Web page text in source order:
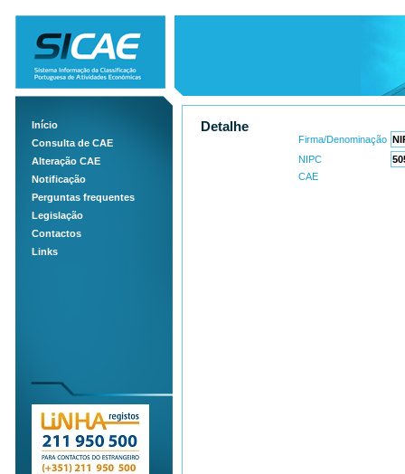
Início
Consulta de CAE
Alteração CAE
Notificação
Perguntas frequentes
Legislação
Contactos
Links
Detalhe
Firma/Denominação
NIPC
CAE